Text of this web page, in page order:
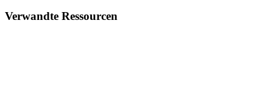
Verwandte Ressourcen